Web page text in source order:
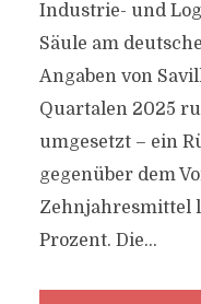
Industrie- und
Säule am
Angaben von
Quartalen 2025
umgesetzt – ein
gegenüber dem
Zehnjahresmittel
Prozent. Die...